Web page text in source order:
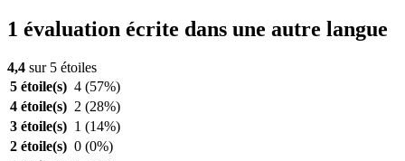
1 évaluation écrite dans une autre langue
4,4 sur 5 étoiles
5 étoile(s) 4 (57%)
4 étoile(s) 2 (28%)
3 étoile(s) 1 (14%)
2 étoile(s) 0 (0%)